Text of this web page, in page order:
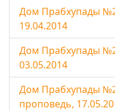
Дом Прабхупады
19.04.2014
Дом Прабхупады
03.05.2014
Дом Прабхупады
проповедь,